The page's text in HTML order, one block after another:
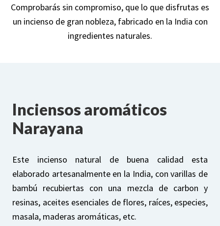
Comprobarás sin compromiso, que lo que disfrutas es
un incienso de gran nobleza, fabricado en la India con
ingredientes naturales.
Inciensos aromáticos
Narayana
Este incienso natural de buena calidad esta
elaborado artesanalmente en la India, con varillas de
bambú recubiertas con una mezcla de carbon y
resinas, aceites esenciales de flores, raíces, especies,
masala, maderas aromáticas, etc.